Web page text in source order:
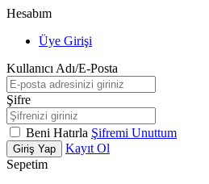
Hesabım
Üye Girişi
Kullanıcı Adı/E-Posta
Şifre
Beni Hatırla Şifremi Unuttum
Giriş Yap
Kayıt Ol
Sepetim